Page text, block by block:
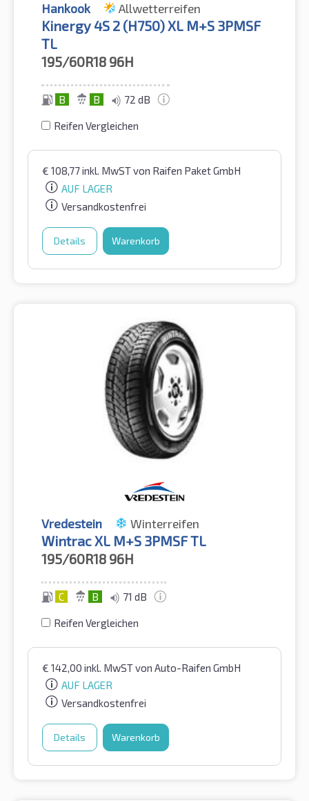
Hankook Allwetterreifen
Kinergy 4S 2 (H750) XL M+S 3PMSF
TL
195/60R18 96H
B B 72 dB
Reifen Vergleichen
€ 108,77inkl. MwSTvon Raifen Paket GmbH
AUF LAGER
Versandkostenfrei
Details Warenkorb
Vredestein Winterreifen
Wintrac XL M+S 3PMSF TL
195/60R18 96H
C B 71 dB
Reifen Vergleichen
€ 142,00 inkl. MwSTvon Auto-Raifen GmbH
AUF LAGER
Versandkostenfrei
Details Warenkorb